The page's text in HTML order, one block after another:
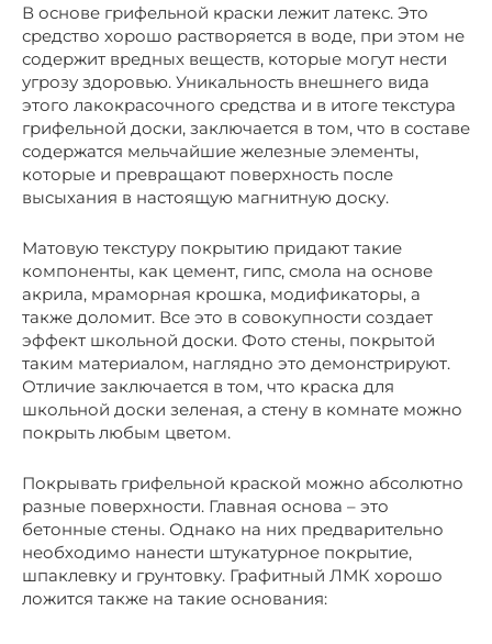
В основе грифельной краски лежит латекс. Это
средство хорошо растворяется в воде, при этом не
содержит вредных веществ, которые могут нести
угрозу здоровью. Уникальность внешнего вида
этого лакокрасочного средства и в итоге текстура
грифельной доски, заключается в том, что в составе
содержатся мельчайшие железные элементы,
которые и превращают поверхность после
высыхания в настоящую магнитную доску.
Матовую текстуру покрытию придают такие
компоненты, как цемент, гипс, смола на основе
акрила, мраморная крошка, модификаторы, а
также доломит. Все это в совокупности создает
эффект школьной доски. Фото стены, покрытой
таким материалом, наглядно это демонстрируют.
Отличие заключается в том, что краска для
школьной доски зеленая, а стену в комнате можно
покрыть любым цветом.
Покрывать грифельной краской можно абсолютно
разные поверхности. Главная основа – это
бетонные стены. Однако на них предварительно
необходимо нанести штукатурное покрытие,
шпаклевку и грунтовку. Графитный ЛМК хорошо
ложится также на такие основания: